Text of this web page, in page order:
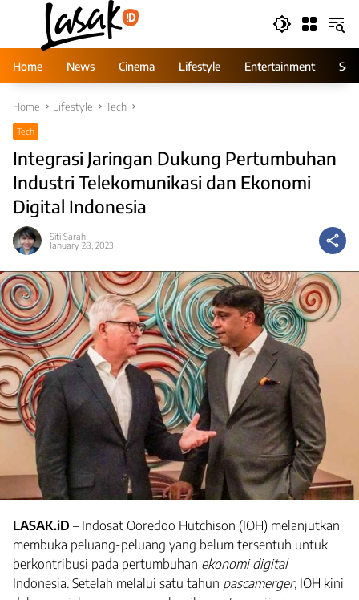
Home
News Cinema Lifestyle Entertainment
Home Lifestyle Tech
Tech
Integrasi Jaringan Dukung Pertumbuhan
Industri Telekomunikasi dan Ekonomi
Digital Indonesia
Siti Sarah
January 28, 2023
LASAK.iD – Indosat Ooredoo Hutchison (IOH) melanjutkan
membuka peluang-peluang yang belum tersentuh untuk
berkontribusi pada pertumbuhan ekonomi digital
Indonesia. Setelah melalui satu tahun pascamerger, IOH kini